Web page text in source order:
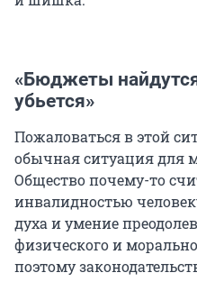
«Бюджеты
убьется»
Пожаловаться в этой
обычная ситуация для
Общество почему-то
инвалидностью
духа и умение
физического и
поэтому